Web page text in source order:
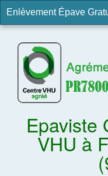
Enlèvement Épave
Epaviste
VHU à